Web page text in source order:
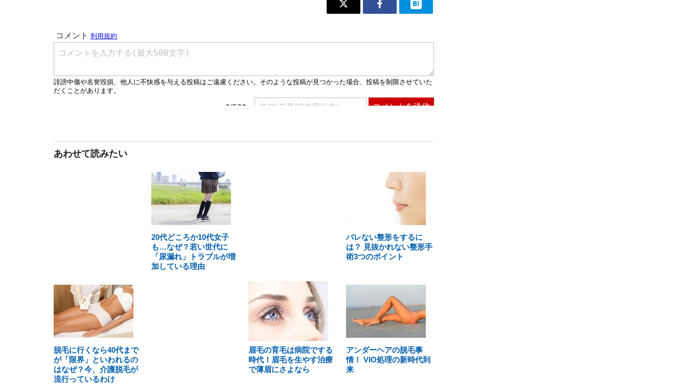
あわせて読みたい
20代どころか10代女子
も…なぜ？若い世代に
「尿漏れ」トラブルが増
加している理由
バレない整形をするに
は？ 見抜かれない整形手
術3つのポイント
脱毛に行くなら40代まで
が「限界」といわれるの
はなぜ？今、介護脱毛が
流行っているわけ
眉毛の育毛は病院でする
時代！眉毛を生やす治療
で薄眉にさよなら
アンダーヘアの脱毛事
情！ VIO処理の新時代到
来